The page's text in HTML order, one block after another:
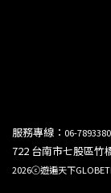
服務專線： 06-7893380
722 台南市七股區竹
2026ⓒ遊遍天下